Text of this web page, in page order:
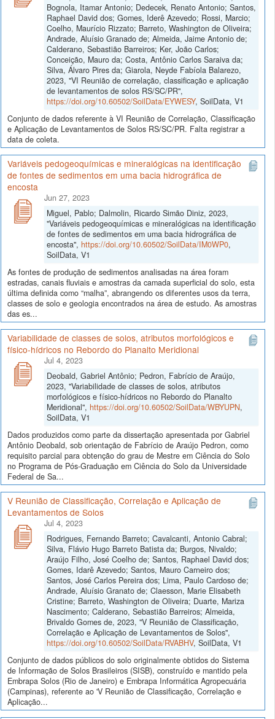
Bognola, Itamar Antonio; Dedecek, Renato Antonio; Santos,
Raphael David dos; Gomes, Iderê Azevedo; Rossi, Marcio;
Coelho, Maurício Rizzato; Barreto, Washington de Oliveira;
Andrade, Aluísio Granado de; Almeida, Jaime Antonio de;
Calderano, Sebastião Barreiros; Ker, João Carlos;
Conceição, Mauro da; Costa, Antônio Carlos Saraiva da;
Silva, Álvaro Pires da; Giarola, Neyde Fabíola Balarezo,
2023, "VI Reunião de correlação, classificação e aplicação
de levantamentos de solos RS/SC/PR",
https://doi.org/10.60502/SoilData/EYWESY, SoilData, V1
Conjunto de dados referente à VI Reunião de Correlação, Classificação
e Aplicação de Levantamentos de Solos RS/SC/PR. Falta registrar a
data de coleta.
Variáveis pedogeoquímicas e mineralógicas na identificação
de fontes de sedimentos em uma bacia hidrográfica de
encosta
Jun 27, 2023
Miguel, Pablo; Dalmolin, Ricardo Simão Diniz, 2023,
"Variáveis pedogeoquímicas e mineralógicas na identificação
de fontes de sedimentos em uma bacia hidrográfica de
encosta", https://doi.org/10.60502/SoilData/IM0WP0,
SoilData, V1
As fontes de produção de sedimentos analisadas na área foram
estradas, canais fluviais e amostras da camada superficial do solo, esta
última definida como “malha”, abrangendo os diferentes usos da terra,
classes de solo e geologia encontrados na área de estudo. As amostras
das es...
Variabilidade de classes de solos, atributos morfológicos e
físico-hídricos no Rebordo do Planalto Meridional
Jul 4, 2023
Deobald, Gabriel Antônio; Pedron, Fabrício de Araújo,
2023, "Variabilidade de classes de solos, atributos
morfológicos e físico-hídricos no Rebordo do Planalto
Meridional", https://doi.org/10.60502/SoilData/WBYUPN,
SoilData, V1
Dados produzidos como parte da dissertação apresentada por Gabriel
Antônio Deobald, sob orientação de Fabrício de Araújo Pedron, como
requisito parcial para obtenção do grau de Mestre em Ciência do Solo
no Programa de Pós-Graduação em Ciência do Solo da Universidade
Federal de Sa...
V Reunião de Classificação, Correlação e Aplicação de
Levantamentos de Solos
Jul 4, 2023
Rodrigues, Fernando Barreto; Cavalcanti, Antonio Cabral;
Silva, Flávio Hugo Barreto Batista da; Burgos, Nivaldo;
Araújo Filho, José Coelho de; Santos, Raphael David dos;
Gomes, Idarê Azevedo; Santos, Mauro Carneiro dos;
Santos, José Carlos Pereira dos; Lima, Paulo Cardoso de;
Andrade, Aluísio Granato de; Claesson, Marie Elisabeth
Cristine; Barreto, Washington de Oliveira; Duarte, Mariza
Nascimento; Calderano, Sebastião Barreiros; Almeida,
Brivaldo Gomes de, 2023, "V Reunião de Classificação,
Correlação e Aplicação de Levantamentos de Solos",
https://doi.org/10.60502/SoilData/RVABHV, SoilData, V1
Conjunto de dados públicos do solo originalmente obtidos do Sistema
de Informação de Solos Brasileiros (SISB), construído e mantido pela
Embrapa Solos (Rio de Janeiro) e Embrapa Informática Agropecuária
(Campinas), referente ao 'V Reunião de Classificação, Correlação e
Aplicação...